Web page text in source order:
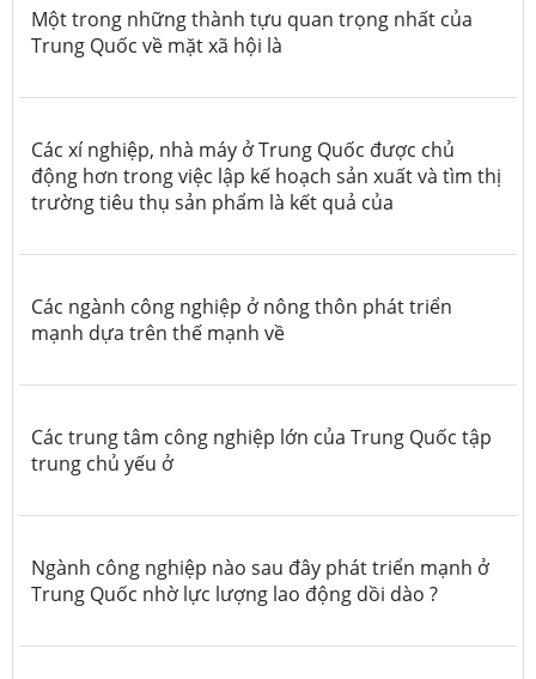
Một trong những thành tựu quan trọng nhất của
Trung Quốc về mặt xã hội là
Các xí nghiệp, nhà máy ở Trung Quốc được chủ
động hơn trong việc lập kế hoạch sản xuất và tìm thị
trường tiêu thụ sản phẩm là kết quả của
Các ngành công nghiệp ở nông thôn phát triển
mạnh dựa trên thế mạnh về
Các trung tâm công nghiệp lớn của Trung Quốc tập
trung chủ yếu ở
Ngành công nghiệp nào sau đây phát triển mạnh ở
Trung Quốc nhờ lực lượng lao động dồi dào ?